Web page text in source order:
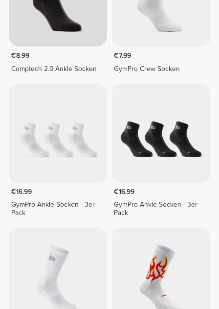
€8.99
Comptech 2.0 Ankle Socken
€7.99
GymPro Crew Socken
€16.99
GymPro Ankle Socken - 3er-
Pack
€16.99
GymPro Ankle Socken - 3er-
Pack